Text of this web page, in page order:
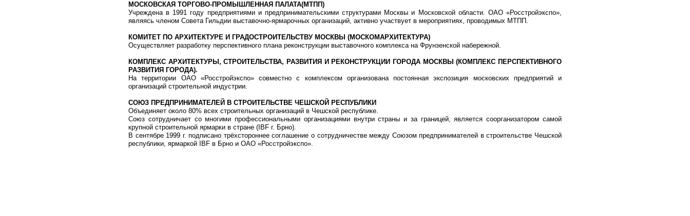
МОСКОВСКАЯ ТОРГОВО-ПРОМЫШЛЕННАЯ ПАЛАТА(МТПП)
Учреждена в 1991 году предприятиями и предпринимательскими структурами Москвы и Московской области. ОАО «Росстройэкспо»,
являясь членом Совета Гильдии выставочно-ярмарочных организаций, активно участвует в мероприятиях, проводимых МТПП.
КОМИТЕТ ПО АРХИТЕКТУРЕ И ГРАДОСТРОИТЕЛЬСТВУ МОСКВЫ (МОСКОМАРХИТЕКТУРА)
Осуществляет разработку перспективного плана реконструкции выставочного комплекса на Фрунзенской набережной.
КОМПЛЕКС АРХИТЕКТУРЫ, СТРОИТЕЛЬСТВА, РАЗВИТИЯ И РЕКОНСТРУКЦИИ ГОРОДА МОСКВЫ (КОМПЛЕКС ПЕРСПЕКТИВНОГО
РАЗВИТИЯ ГОРОДА).
На территории ОАО «Росстройэкспо» совместно с комплексом организована постоянная экспозиция московских предприятий и
организаций строительной индустрии.
СОЮЗ ПРЕДПРИНИМАТЕЛЕЙ В СТРОИТЕЛЬСТВЕ ЧЕШСКОЙ РЕСПУБЛИКИ
Объединяет около 80% всех строительных организаций в Чешской республике.
Союз сотрудничает со многими профессиональными организациями внутри страны и за границей, является соорганизатором самой
крупной строительной ярмарки в стране (IBF г. Брно).
В сентябре 1999 г. подписано трёхстороннее соглашение о сотрудничестве между Союзом предпринимателей в строительстве Чешской
республики, ярмаркой IBF в Брно и ОАО «Росстройэкспо».